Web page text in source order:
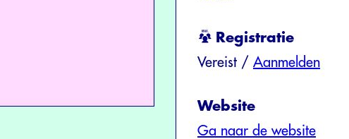
Registratie
Vereist / Aanmelden
Website
Ga naar de website